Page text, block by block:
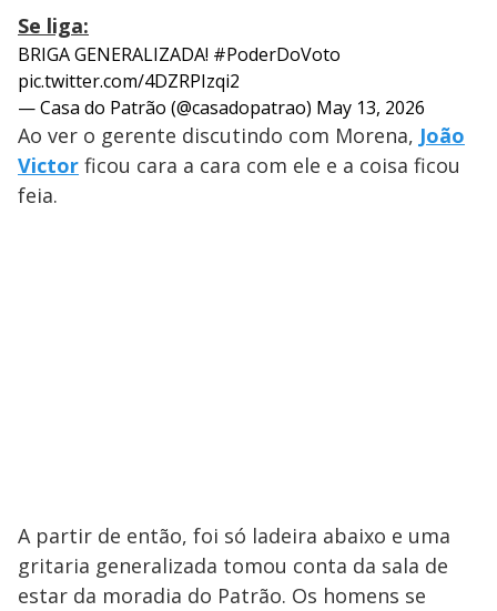
Se liga:
BRIGA GENERALIZADA! #PoderDoVoto
pic.twitter.com/4DZRPIzqi2
— Casa do Patrão (@casadopatrao) May 13, 2026
Ao ver o gerente discutindo com Morena, João
Victor ficou cara a cara com ele e a coisa ficou
feia.
A partir de então, foi só ladeira abaixo e uma
gritaria generalizada tomou conta da sala de
estar da moradia do Patrão. Os homens se